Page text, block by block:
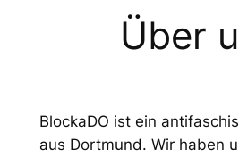
Über
BlockaDO ist ein
aus Dortmund. Wir haben